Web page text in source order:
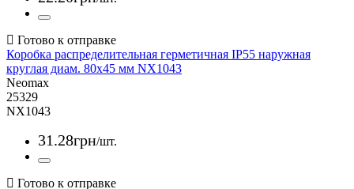
Коробка распределительная герметичная IP55 наружная
круглая диам. 80x45 мм NX1043
Neomax
25329
NX1043
31.28грн/шт.